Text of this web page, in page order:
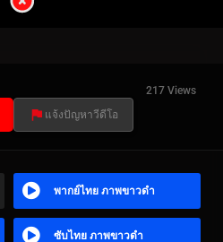
217 Views
แจ้งปัญหาวีดีโอ
พากย์ไทย ภาพขาวดำ
ซับไทย ภาพขาวดำ